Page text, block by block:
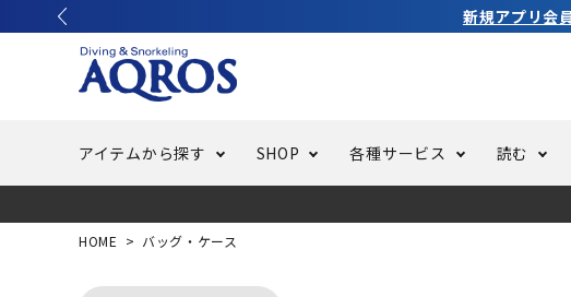
アイテムから探す
ラッシュガード・水着・マリンウェア
SHOP
池袋店／IKEBUKURO
各種サービス
バッテリー交換
読む
ニュース
ご利用ガイド
HOME バッグ・ケース